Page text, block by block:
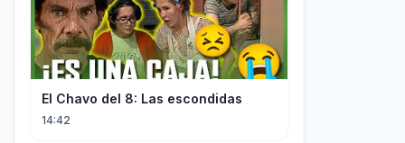
El Chavo del 8: Las escondidas
14:42